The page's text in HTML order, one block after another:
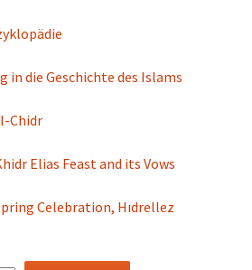
in die Geschichte des Islams
Chidr
Elias Feast and its Vows
Celebration, Hıdrellez